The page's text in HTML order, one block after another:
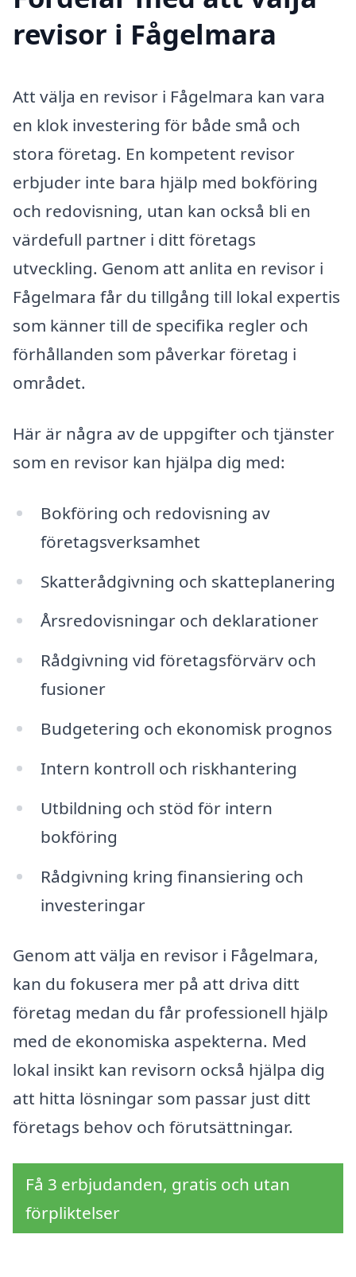
revisor i Fågelmara
Att välja en revisor i Fågelmara kan vara
en klok investering för både små och
stora företag. En kompetent revisor
erbjuder inte bara hjälp med bokföring
och redovisning, utan kan också bli en
värdefull partner i ditt företags
utveckling. Genom att anlita en revisor i
Fågelmara får du tillgång till lokal expertis
som känner till de specifika regler och
förhållanden som påverkar företag i
området.
Här är några av de uppgifter och tjänster
som en revisor kan hjälpa dig med:
Bokföring och redovisning av
företagsverksamhet
Skatterådgivning och skatteplanering
Årsredovisningar och deklarationer
Rådgivning vid företagsförvärv och
fusioner
Budgetering och ekonomisk prognos
Intern kontroll och riskhantering
Utbildning och stöd för intern
bokföring
Rådgivning kring finansiering och
investeringar
Genom att välja en revisor i Fågelmara,
kan du fokusera mer på att driva ditt
företag medan du får professionell hjälp
med de ekonomiska aspekterna. Med
lokal insikt kan revisorn också hjälpa dig
att hitta lösningar som passar just ditt
företags behov och förutsättningar.
Få 3 erbjudanden, gratis och utan
förpliktelser